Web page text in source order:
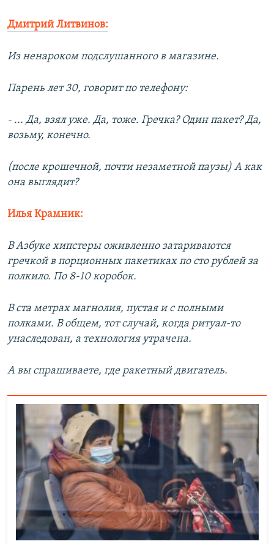
Дмитрий Литвинов:
Из ненароком подслушанного в магазине.
Парень лет 30, говорит по телефону:
- ... Да, взял уже. Да, тоже. Гречка? Один пакет? Да,
возьму, конечно.
(после крошечной, почти незаметной паузы) А как
она выглядит?
Илья Крамник:
В Азбуке хипстеры оживленно затариваются
гречкой в порционных пакетиках по сто рублей за
полкило. По 8-10 коробок.
В ста метрах магнолия, пустая и с полными
полками. В общем, тот случай, когда ритуал-то
унаследован, а технология утрачена.
А вы спрашиваете, где ракетный двигатель.